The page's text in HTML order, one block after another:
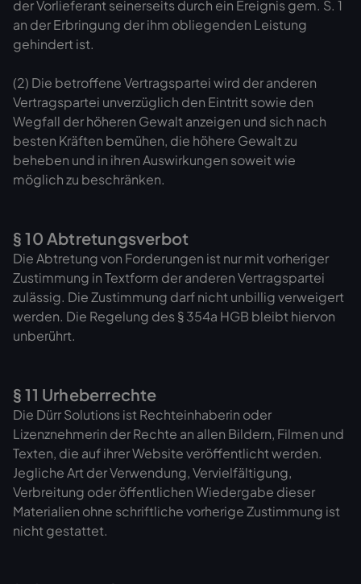
der Vorlieferant seinerseits durch ein Ereignis gem. S. 1
an der Erbringung der ihm obliegenden Leistung
gehindert ist.
(2) Die betroffene Vertragspartei wird der anderen
Vertragspartei unverzüglich den Eintritt sowie den
Wegfall der höheren Gewalt anzeigen und sich nach
besten Kräften bemühen, die höhere Gewalt zu
beheben und in ihren Auswirkungen soweit wie
möglich zu beschränken.
§ 10 Abtretungsverbot
Die Abtretung von Forderungen ist nur mit vorheriger
Zustimmung in Textform der anderen Vertragspartei
zulässig. Die Zustimmung darf nicht unbillig verweigert
werden. Die Regelung des § 354a HGB bleibt hiervon
unberührt.
§ 11 Urheberrechte
Die Dürr Solutions ist Rechteinhaberin oder
Lizenznehmerin der Rechte an allen Bildern, Filmen und
Texten, die auf ihrer Website veröffentlicht werden.
Jegliche Art der Verwendung, Vervielfältigung,
Verbreitung oder öffentlichen Wiedergabe dieser
Materialien ohne schriftliche vorherige Zustimmung ist
nicht gestattet.